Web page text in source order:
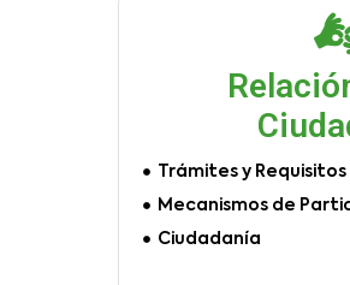
Trámites y Requisitos
Mecanismos de
Ciudadanía